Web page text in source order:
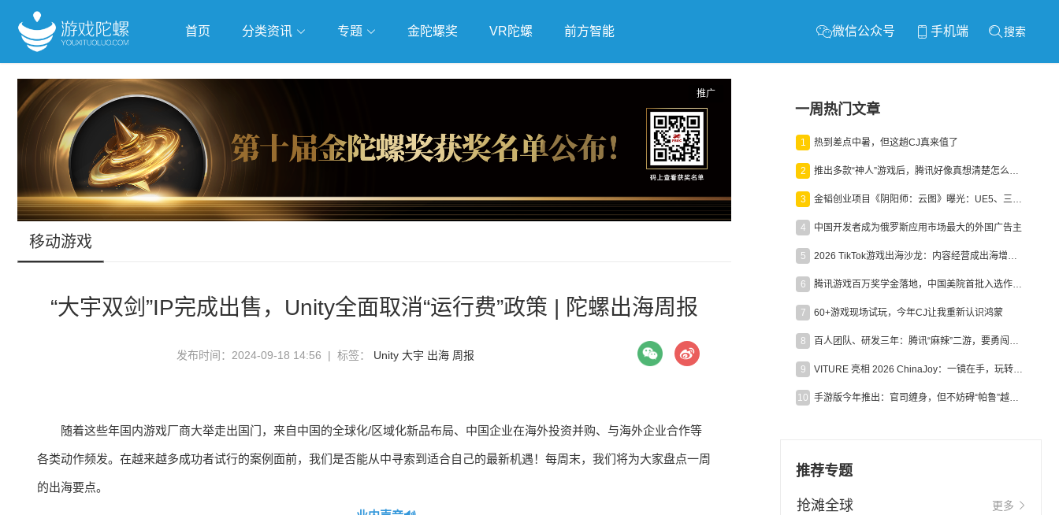
首页 分类资讯 专题
抢滩全球 人工智能 武侠游戏 独立游戏 云游戏
跨界Talk
金陀螺奖 VR陀螺 前方智能 微信公众号 手机端 搜索
推广
移动游戏
“大宇双剑”IP完成出售，Unity全面取消“运行费”政策 | 陀螺出海周报
发布时间：2024-09-18 14:56 | 标签： Unity 大宇 出海 周报
随着这些年国内游戏厂商大举走出国门，来自中国的全球化/区域化新品布局、中国企业在海外投资并购、与海外企业合作等
各类动作频发。在越来越多成功者试行的案例面前，我们是否能从中寻索到适合自己的最新机遇！每周末，我们将为大家盘点一周
的出海要点。
一周热门文章
1 热到差点中暑，但这趟CJ真来值了
2 推出多款“神人”游戏后，腾讯好像真想清楚怎么做二次元了
3 金韬创业项目《阴阳师：云图》曝光：UE5、三端互通、ARPG
4 中国开发者成为俄罗斯应用市场最大的外国广告主
5 2026 TikTok游戏出海沙龙：内容经营成出海增长新引擎
6 腾讯游戏百万奖学金落地，中国美院首批入选作品获业内关注
7 60+游戏现场试玩，今年CJ让我重新认识鸿蒙
8 百人团队、研发三年：腾讯“麻辣”二游，要勇闯男性恋爱市场
9 VITURE 亮相 2026 ChinaJoy：一镜在手，玩转全场！
10 手游版今年推出：官司缠身，但不妨碍“帕鲁”越来越火
推荐专题
抢滩全球 更多